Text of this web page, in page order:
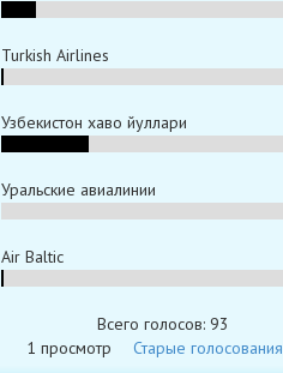
Turkish Airlines
Узбекистон хаво йуллари
Уральские авиалинии
Air Baltic
Всего голосов: 93
1 просмотр
Старые голосования